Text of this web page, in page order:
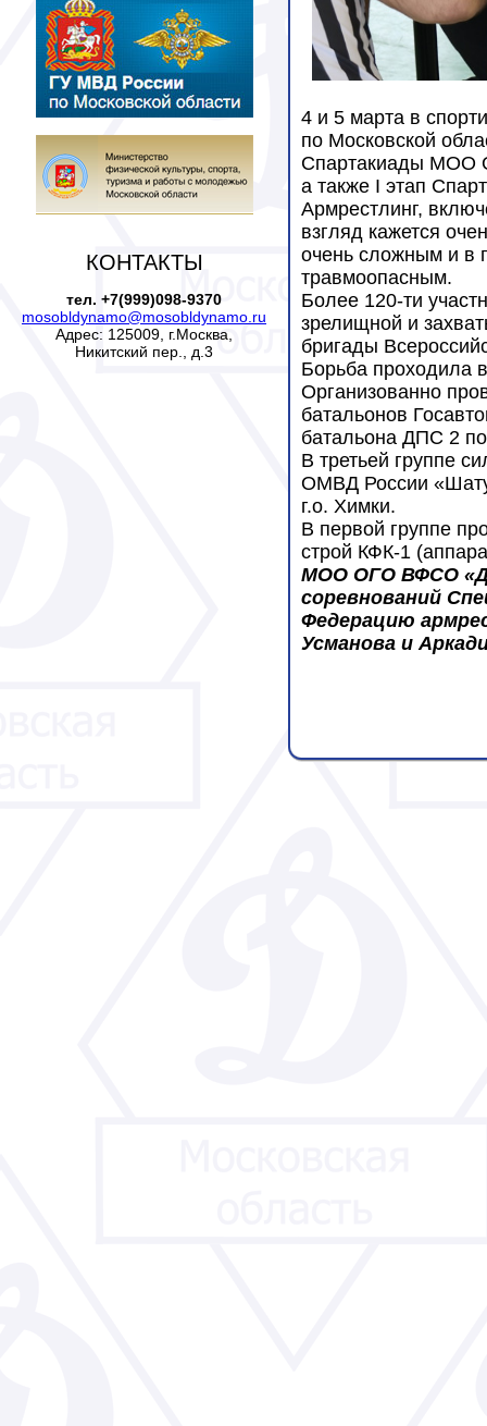
КОНТАКТЫ
тел. +7(999)098-9370
mosobldynamo@mosobldynamo.ru
Адрес: 125009, г.Москва,
Никитский пер., д.3
4 и 5 марта в
по Московской
Спартакиады МОО
а также I этап
Армрестлинг,
взгляд кажется
очень сложным и в
травмоопасным.
Более 120-ти
зрелищной и
бригады
Борьба проходила
Организованно
батальонов
батальона ДПС 2
В третьей группе
ОМВД России
г.о. Химки.
В первой группе
строй КФК-1
МОО ОГО ВФСО
соревнований
Федерацию
Усманова и